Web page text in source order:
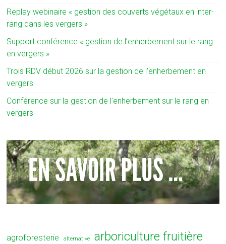
Replay webinaire « gestion des couverts végétaux en inter-
rang dans les vergers »
Support conférence « gestion de l’enherbement sur le rang
en vergers »
Trois RDV début 2026 sur la gestion de l’enherbement en
vergers
Conférence sur la gestion de l’enherbement sur le rang en
vergers
agroforesterie alternative arboriculture fruitière